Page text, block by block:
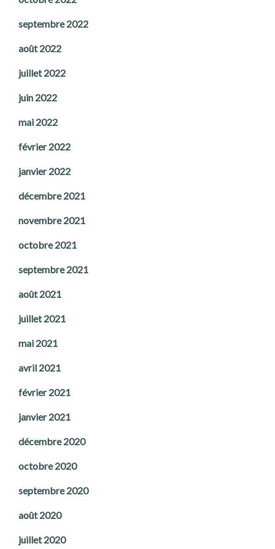
septembre 2022
août 2022
juillet 2022
juin 2022
mai 2022
février 2022
janvier 2022
décembre 2021
novembre 2021
octobre 2021
septembre 2021
août 2021
juillet 2021
mai 2021
avril 2021
février 2021
janvier 2021
décembre 2020
octobre 2020
septembre 2020
août 2020
juillet 2020